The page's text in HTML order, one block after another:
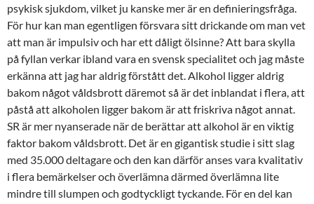
psykisk sjukdom, vilket ju kanske mer är en definieringsfråga.
För hur kan man egentligen försvara sitt drickande om man vet
att man är impulsiv och har ett dåligt ölsinne? Att bara skylla
på fyllan verkar ibland vara en svensk specialitet och jag måste
erkänna att jag har aldrig förstått det. Alkohol ligger aldrig
bakom något våldsbrott däremot så är det inblandat i flera, att
påstå att alkoholen ligger bakom är att friskriva något annat.
SR är mer nyanserade när de berättar att alkohol är en viktig
faktor bakom våldsbrott. Det är en gigantisk studie i sitt slag
med 35.000 deltagare och den kan därför anses vara kvalitativ
i flera bemärkelser och överlämna därmed överlämna lite
mindre till slumpen och godtyckligt tyckande. För en del kan